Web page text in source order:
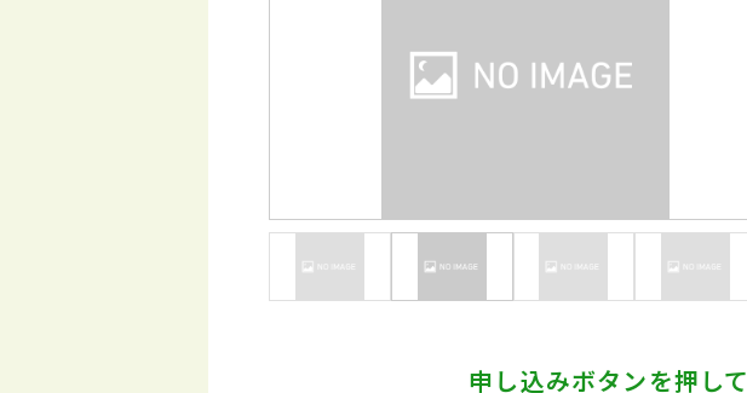
申し込みボタンを押して